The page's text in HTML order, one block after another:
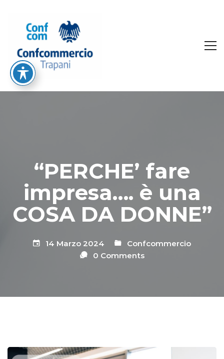
“PERCHE’ fare
impresa…. è una
COSA DA DONNE”
14 Marzo 2024
Confcommercio
0 Comments